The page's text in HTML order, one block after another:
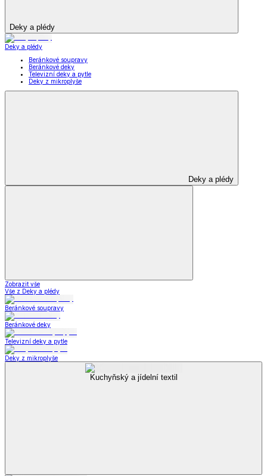
Deky a plédy
Deky a plédy
Beránkové soupravy
Beránkové deky
Televizní deky a pytle
Deky z mikroplyše
Deky a plédy
Zobrazit vše
Vše z Deky a plédy
Beránkové soupravy
Beránkové deky
Televizní deky a pytle
Deky z mikroplyše
Kuchyňský a jídelní textil